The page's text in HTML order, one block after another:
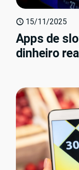
15/11/2025
Apps de
dinheiro real